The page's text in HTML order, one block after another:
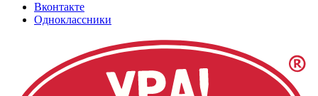
Вконтакте
Одноклассники